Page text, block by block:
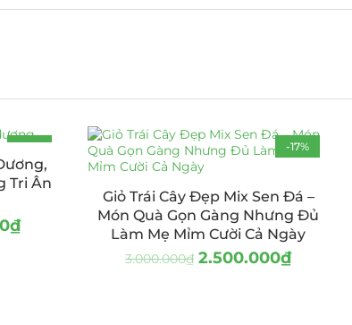
-16%
Tri Ân
₫
-17%
Giỏ Trái Cây Đẹp Mix Sen Đá –
Món Quà Gọn Gàng Nhưng Đủ
Làm Mẹ Mỉm Cười Cả Ngày
3.000.000₫ 2.500.000₫